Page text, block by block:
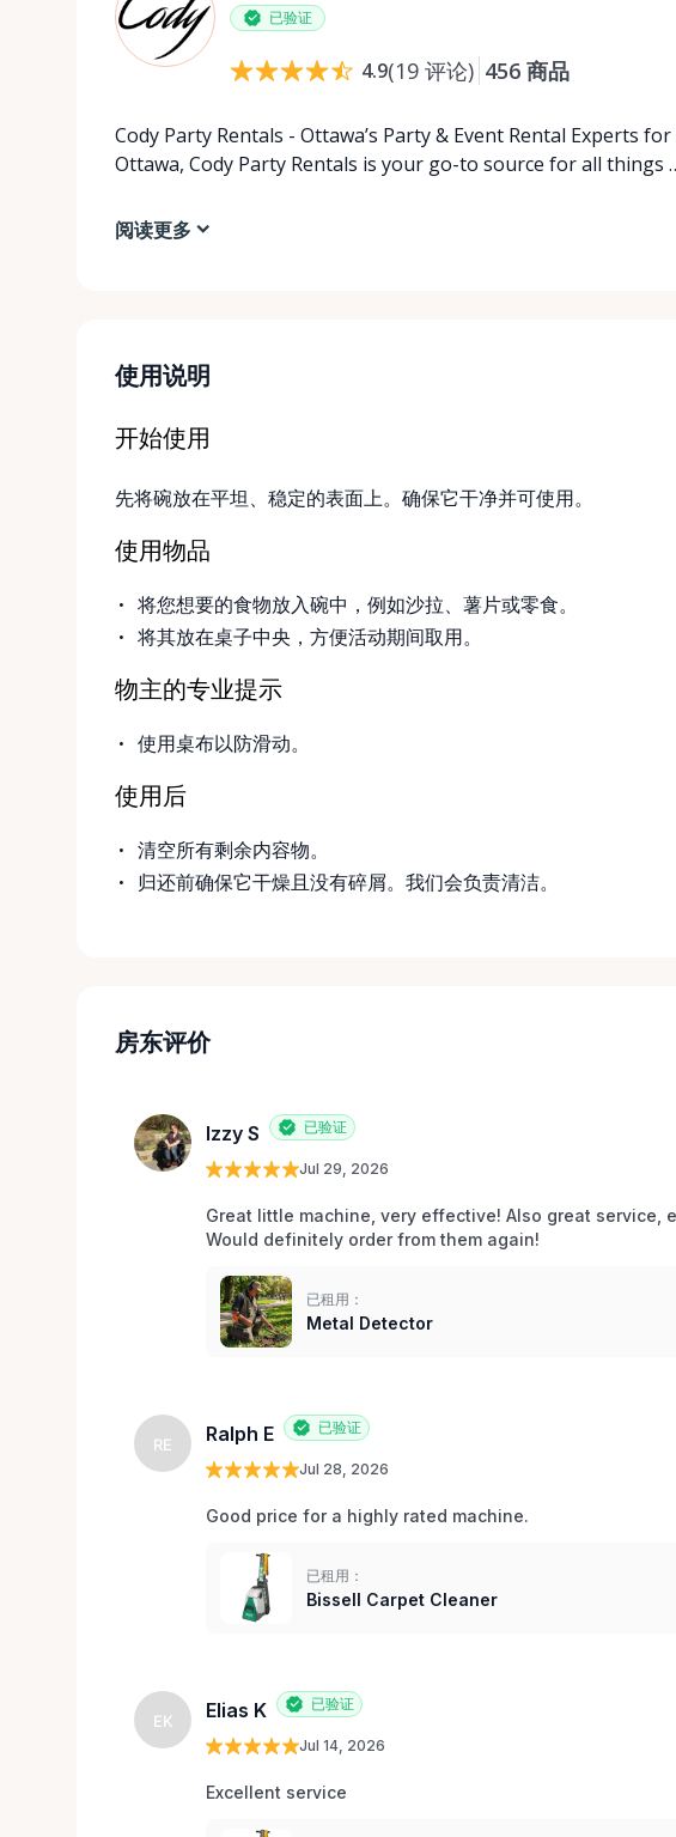
已验证
4.9(19 评论) 456 商品
Cody Party Rentals - Ottawa’s Party & Event Rental Experts
Ottawa, Cody Party Rentals is your go-to source for all things
阅读更多
使用说明
开始使用
先将碗放在平坦、稳定的表面上。确保它干净并可使用。
使用物品
将您想要的食物放入碗中，例如沙拉、薯片或零食。
将其放在桌子中央，方便活动期间取用。
物主的专业提示
使用桌布以防滑动。
使用后
清空所有剩余内容物。
归还前确保它干燥且没有碎屑。我们会负责清洁。
房东评价
Izzy S 已验证
Jul 29, 2026
Great little machine, very effective! Also great service,
Would definitely order from them again!
已租用：
Metal Detector
RE Ralph E 已验证
Jul 28, 2026
Good price for a highly rated machine.
已租用：
Bissell Carpet Cleaner
EK Elias K 已验证
Jul 14, 2026
Excellent service